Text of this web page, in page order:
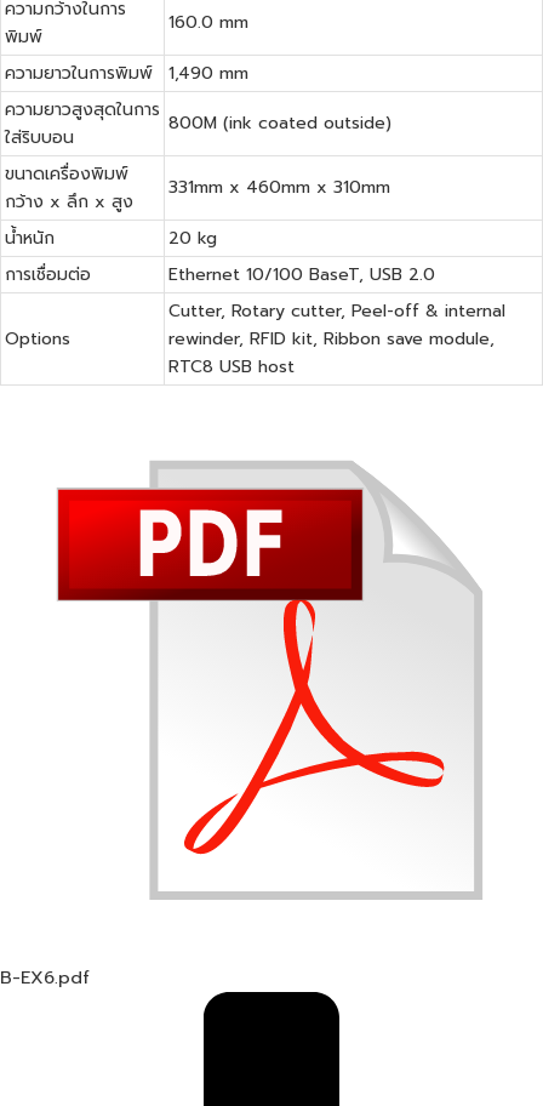
ความกว้างในการ
พิมพ์
160.0 mm
ความยาวในการพิมพ์
1,490 mm
ความยาวสูงสุดในการ
ใส่ริบบอน
800M (ink coated outside)
ขนาดเครื่องพิมพ์
กว้าง x ลึก x สูง
331mm x 460mm x 310mm
น้ำหนัก
20 kg
การเชื่อมต่อ
Ethernet 10/100 BaseT, USB 2.0
Options
Cutter, Rotary cutter, Peel-off & internal
rewinder, RFID kit, Ribbon save module,
RTC8 USB host
B-EX6.pdf